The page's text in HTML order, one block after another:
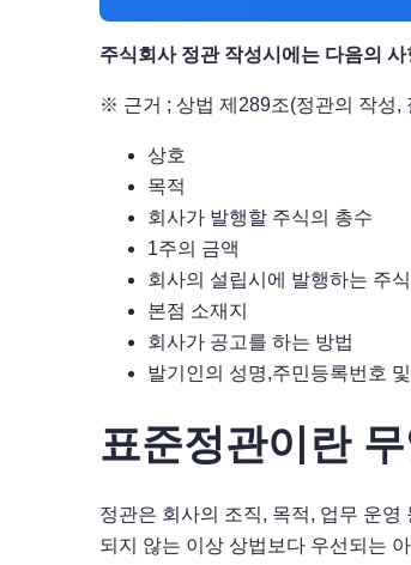
주식회사 정관 작성시에는 다음의
※ 근거 ; 상법 제289조(정관의 작성,
상호
목적
회사가 발행할 주식의 총수
1주의 금액
회사의 설립시에 발행하는 주
본점 소재지
회사가 공고를 하는 방법
발기인의 성명,주민등록번호
표준정관이란
정관은 회사의 조직, 목적, 업무 운
되지 않는 이상 상법보다 우선되는